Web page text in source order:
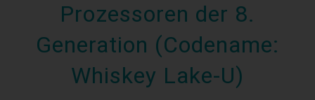
Prozessoren der 8.
Generation (Codename:
Whiskey Lake-U)